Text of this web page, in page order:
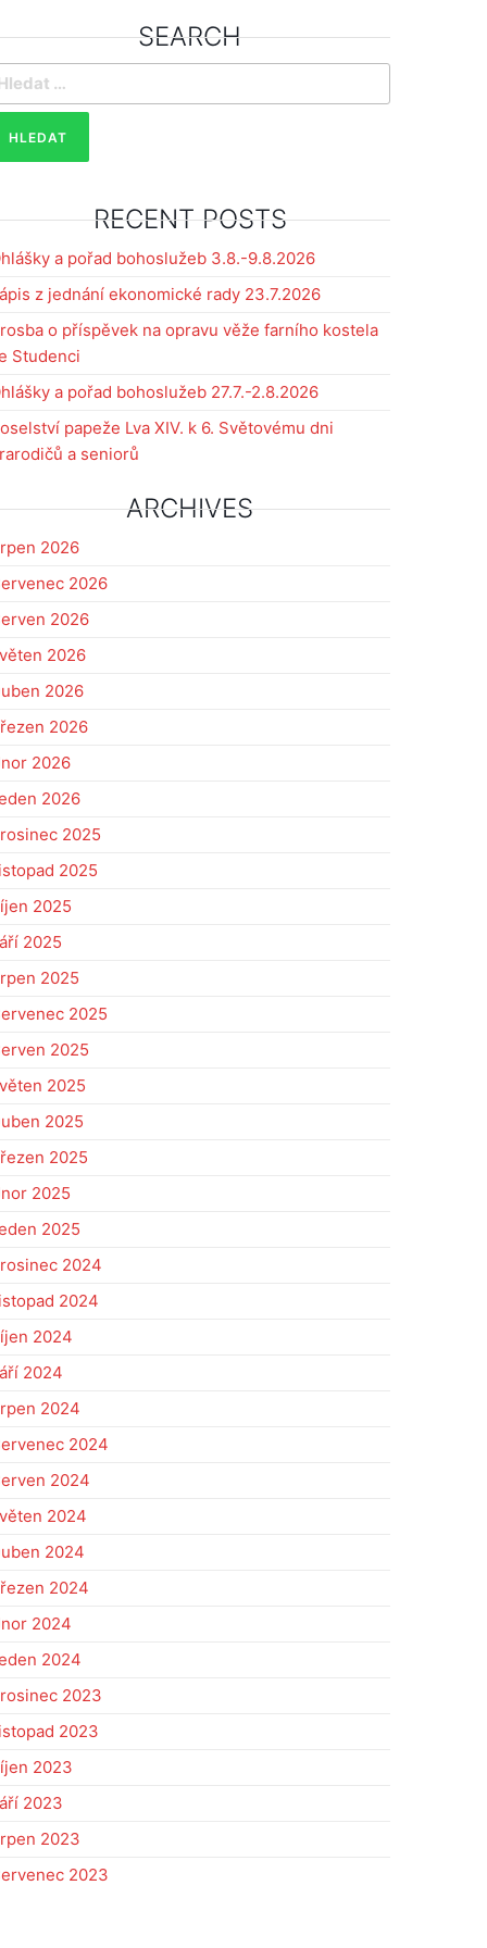
SEARCH
RECENT POSTS
a pořad bohoslužeb 3.8.-9.8.2026
z jednání ekonomické rady 23.7.2026
o příspěvek na opravu věže farního kostela
Studenci
a pořad bohoslužeb 27.7.-2.8.2026
papeže Lva XIV. k 6. Světovému dni
a seniorů
ARCHIVES
2026
2026
2026
2026
2026
2026
2026
2026
2025
2025
2025
2025
2025
2025
2025
2025
2025
2025
2025
2025
2024
2024
2024
2024
2024
2024
2024
2024
2024
2024
2024
2024
2023
2023
2023
2023
2023
2023